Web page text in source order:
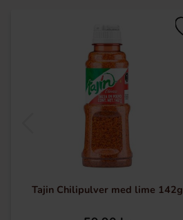
Tajin Chilipulver med lime 142g